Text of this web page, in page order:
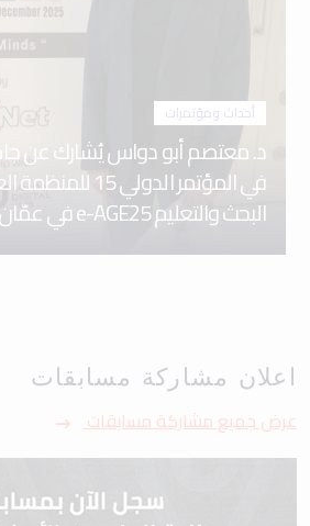
أحداث ومؤتمرات
د. معتصم أبو دواس يُشارك عن
في المؤتمر الدولي
البحث والتعليم e-AGE25 في عمّان
اعلان مشاركة مسابقات
عرض جميع مشاركة مسابقات